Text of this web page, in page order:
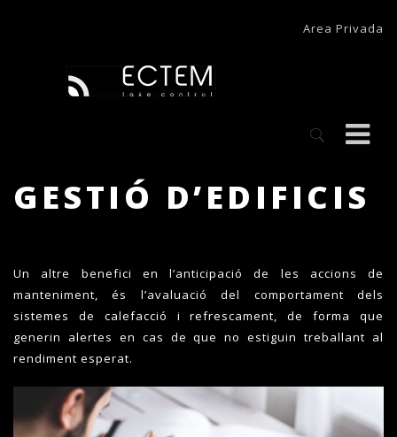
Area Privada
GESTIÓ D’EDIFICIS
Un altre benefici en l’anticipació de les accions de
manteniment, és l’avaluació del comportament dels
sistemes de calefacció i refrescament, de forma que
generin alertes en cas de que no estiguin treballant al
rendiment esperat.